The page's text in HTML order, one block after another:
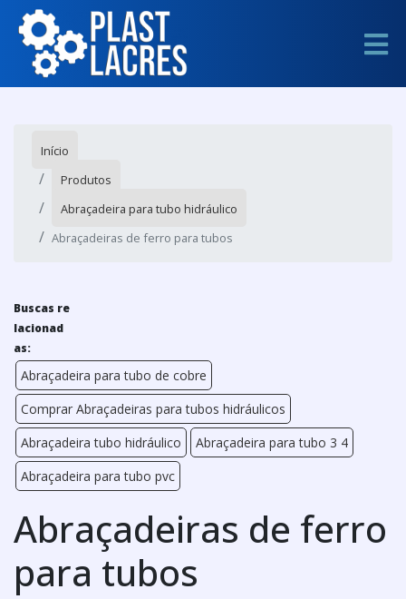
Início
Produtos
Abraçadeira para tubo hidráulico
Abraçadeiras de ferro para tubos
Buscas re
lacionad
as:
Abraçadeira para tubo de cobre
Comprar Abraçadeiras para tubos hidráulicos
Abraçadeira tubo hidráulico
Abraçadeira para tubo 3 4
Abraçadeira para tubo pvc
Abraçadeiras de ferro
para tubos